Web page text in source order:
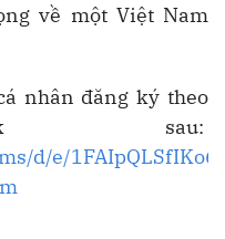
về một Việt Nam
nhân đăng ký theo
sau:
d/e/